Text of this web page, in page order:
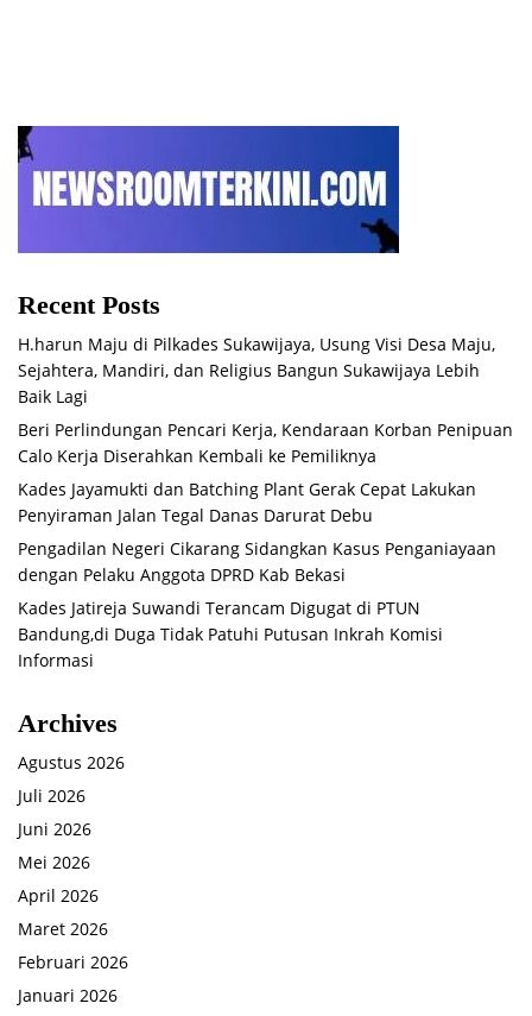
Recent Posts
H.harun Maju di Pilkades Sukawijaya, Usung Visi Desa Maju,
Sejahtera, Mandiri, dan Religius Bangun Sukawijaya Lebih
Baik Lagi
Beri Perlindungan Pencari Kerja, Kendaraan Korban Penipuan
Calo Kerja Diserahkan Kembali ke Pemiliknya
Kades Jayamukti dan Batching Plant Gerak Cepat Lakukan
Penyiraman Jalan Tegal Danas Darurat Debu
Pengadilan Negeri Cikarang Sidangkan Kasus Penganiayaan
dengan Pelaku Anggota DPRD Kab Bekasi
Kades Jatireja Suwandi Terancam Digugat di PTUN
Bandung,di Duga Tidak Patuhi Putusan Inkrah Komisi
Informasi
Archives
Agustus 2026
Juli 2026
Juni 2026
Mei 2026
April 2026
Maret 2026
Februari 2026
Januari 2026